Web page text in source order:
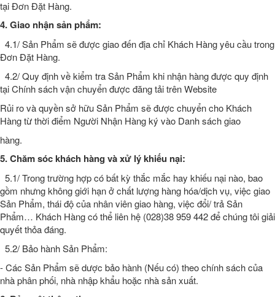
tại Đơn Đặt Hàng.
4. Giao nhận sản phẩm:
4.1/ Sản Phẩm sẽ được giao đến địa chỉ Khách Hàng yêu cầu trong
Đơn Đặt Hàng.
4.2/ Quy định về kiểm tra Sản Phẩm khi nhận hàng được quy định
tại Chính sách vận chuyển được đăng tải trên Website
Rủi ro và quyền sở hữu Sản Phẩm sẽ được chuyển cho Khách
Hàng từ thời điểm Người Nhận Hàng ký vào Danh sách giao
hàng.
5. Chăm sóc khách hàng và xử lý khiếu nại:
5.1/ Trong trường hợp có bất kỳ thắc mắc hay khiếu nại nào, bao
gồm nhưng không giới hạn ở chất lượng hàng hóa/dịch vụ, việc giao
Sản Phẩm, thái độ của nhân viên giao hàng, việc đổi/ trả Sản
Phẩm… Khách Hàng có thể liên hệ (028)38 959 442 để chúng tôi giải
quyết thỏa đáng.
5.2/ Bảo hành Sản Phẩm:
- Các Sản Phẩm sẽ dược bảo hành (Nếu có) theo chính sách của
nhà phân phối, nhà nhập khẩu hoặc nhà sản xuất.